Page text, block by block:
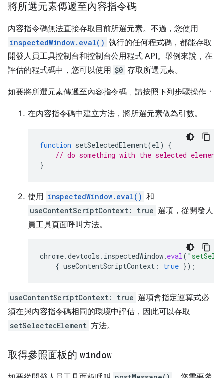
將所選元素傳遞至內容指令碼
內容指令碼無法直接存取目前所選元素。不過，您使用
inspectedWindow.eval() 執行的任何程式碼，都能存取
開發人員工具控制台和控制台公用程式 API。舉例來說，在
評估的程式碼中，您可以使用 $0 存取所選元素。
如要將所選元素傳遞至內容指令碼，請按照下列步驟操作：
在內容指令碼中建立方法，將所選元素做為引數。
function setSelectedElement(el)
{
// do something with the selected element
}
使用 inspectedWindow.eval() 和
useContentScriptContext: true 選項，從開發人
員工具頁面呼叫方法。
chrome.devtools . inspectedWindow. eval(
{ useContentScriptContext : true });
useContentScriptContext: true 選項會指定運算式必
須在與內容指令碼相同的環境中評估，因此可以存取
setSelectedElement 方法。
取得參照面板的 window